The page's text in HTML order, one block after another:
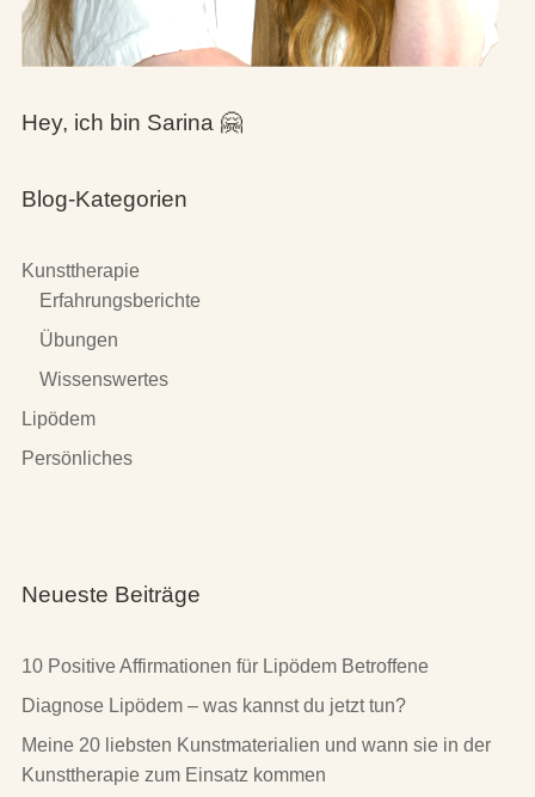
Hey, ich bin Sarina 🤗
Blog-Kategorien
Kunsttherapie
Erfahrungsberichte
Übungen
Wissenswertes
Lipödem
Persönliches
Neueste Beiträge
10 Positive Affirmationen für Lipödem Betroffene
Diagnose Lipödem – was kannst du jetzt tun?
Meine 20 liebsten Kunstmaterialien und wann sie in der
Kunsttherapie zum Einsatz kommen